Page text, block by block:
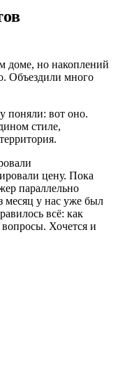
доме, но накоплений
Объездили много
поняли: вот оно.
стиле,
цену. Пока
параллельно
месяц у нас уже был
всё: как
Хочется и